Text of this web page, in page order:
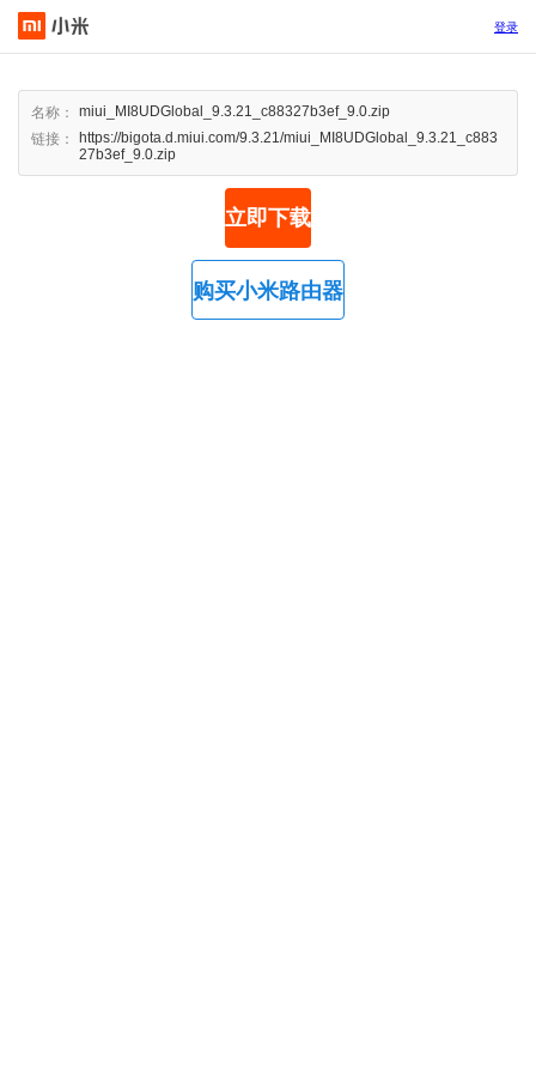
登录
名称：
miui_MI8UDGlobal_9.3.21_c88327b3ef_9.0.zip
链接：
https://bigota.d.miui.com/9.3.21/miui_MI8UDGlobal_9.3.21_c883
27b3ef_9.0.zip
立即下载
购买小米路由器